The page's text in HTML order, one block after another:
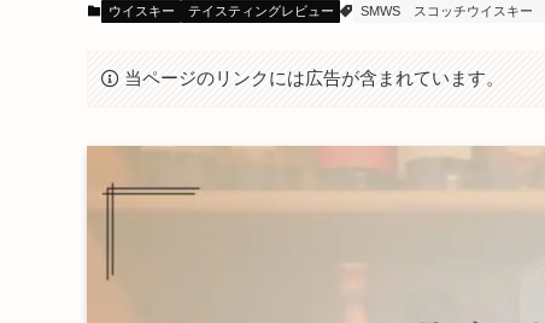
ウイスキー テイスティングレビュー SMWS スコッチウイスキー
当ページのリンクには広告が含まれています。